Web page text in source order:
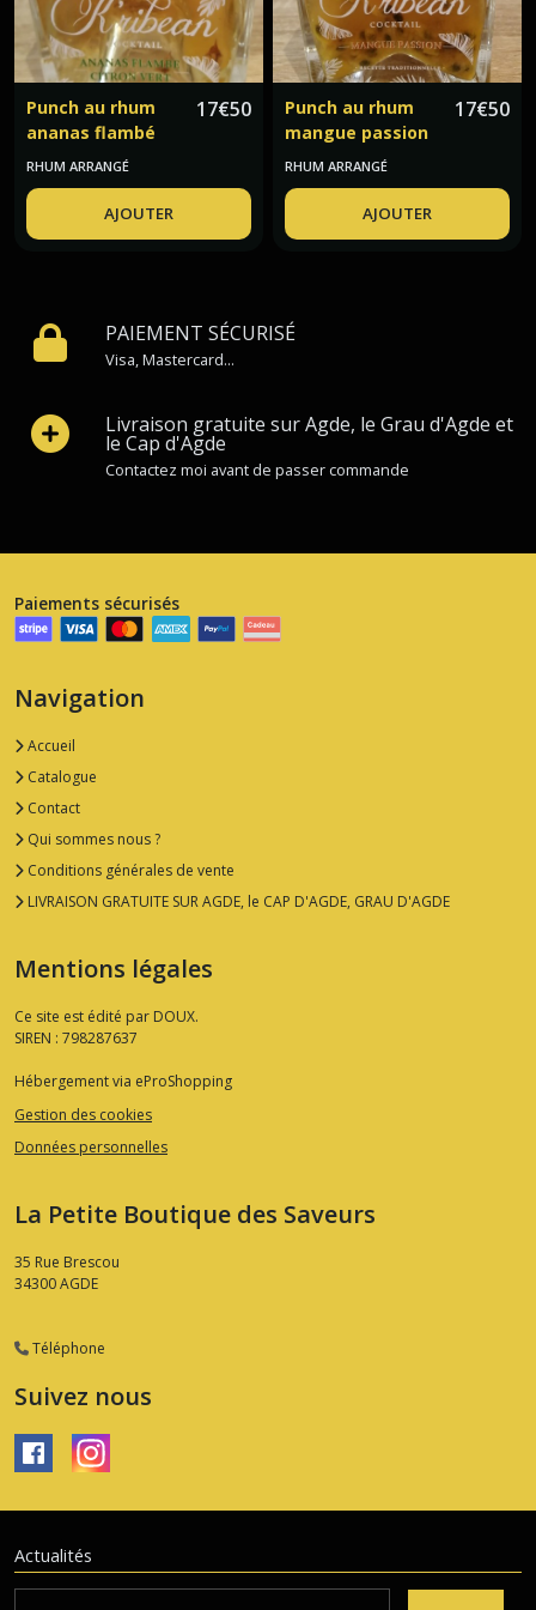
Punch au rhum
ananas flambé
citron vert
K'ribean cocktail
17€50
RHUM ARRANGÉ
AJOUTER
Punch au rhum
mangue passion
k'ribean cocktail
17€50
RHUM ARRANGÉ
AJOUTER
PAIEMENT SÉCURISÉ
Visa, Mastercard...
Livraison gratuite sur Agde, le Grau d'Agde et
le Cap d'Agde
Contactez moi avant de passer commande
Paiements sécurisés
Navigation
Accueil
Catalogue
Contact
Qui sommes nous ?
Conditions générales de vente
LIVRAISON GRATUITE SUR AGDE, le CAP D'AGDE, GRAU D'AGDE
Mentions légales
Ce site est édité par DOUX.
SIREN : 798287637
Hébergement via eProShopping
Gestion des cookies
Données personnelles
La Petite Boutique des Saveurs
35 Rue Brescou
34300AGDE
Téléphone
Suivez nous
Actualités